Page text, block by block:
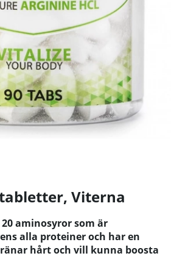
, Viterna
aminosyror som är
alla proteiner och har en
hårt och vill kunna boosta